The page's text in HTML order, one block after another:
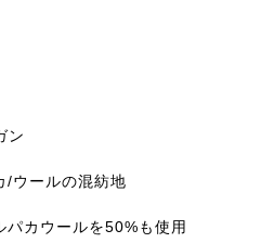
ン
/ウールの混紡地
カウールを50%も使用